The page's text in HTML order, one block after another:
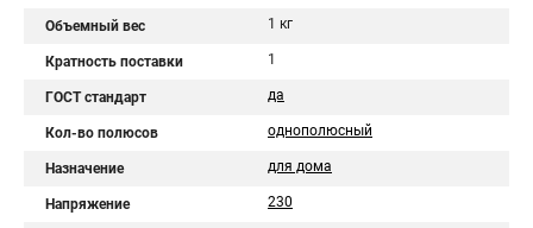
Объемный вес 1 кг
Кратность поставки 1
ГОСТ стандарт да
Кол-во полюсов однополюсный
Назначение для дома
Напряжение 230